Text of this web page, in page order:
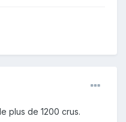
plus de 1200 crus.